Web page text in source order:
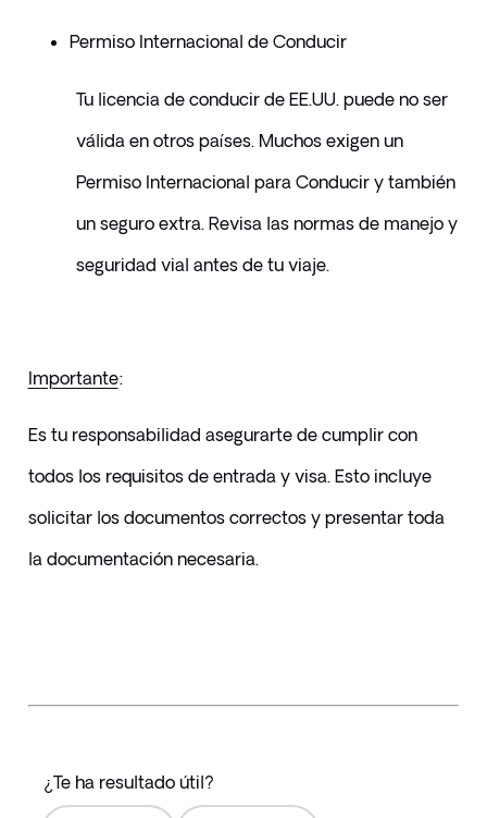
Permiso Internacional de Conducir
Tu licencia de conducir de EE.UU. puede no ser
válida en otros países. Muchos exigen un
Permiso Internacional para Conducir y también
un seguro extra. Revisa las normas de manejo y
seguridad vial antes de tu viaje.
Importante:
Es tu responsabilidad asegurarte de cumplir con
todos los requisitos de entrada y visa. Esto incluye
solicitar los documentos correctos y presentar toda
la documentación necesaria.
¿Te ha resultado útil?